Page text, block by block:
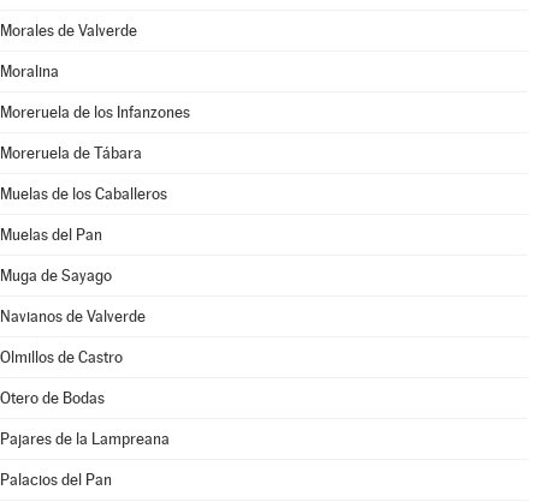
Morales de Valverde
Moralina
Moreruela de los Infanzones
Moreruela de Tábara
Muelas de los Caballeros
Muelas del Pan
Muga de Sayago
Navianos de Valverde
Olmillos de Castro
Otero de Bodas
Pajares de la Lampreana
Palacios del Pan